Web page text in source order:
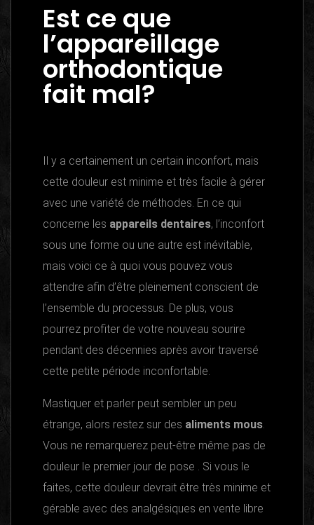
Est ce que
l’appareillage
orthodontique
fait mal?
Il y a certainement un certain inconfort, mais
cette douleur est minime et très facile à gérer
avec une variété de méthodes. En ce qui
concerne les appareils dentaires, l’inconfort
sous une forme ou une autre est inévitable,
mais voici ce à quoi vous pouvez vous
attendre afin d’être pleinement conscient de
l’ensemble du processus. De plus, vous
pourrez profiter de votre nouveau sourire
pendant des décennies après avoir traversé
cette petite période inconfortable.
Mastiquer et parler peut sembler un peu
étrange, alors restez sur des aliments mous.
Vous ne remarquerez peut-être même pas de
douleur le premier jour de pose . Si vous le
faites, cette douleur devrait être très minime et
gérable avec des analgésiques en vente libre